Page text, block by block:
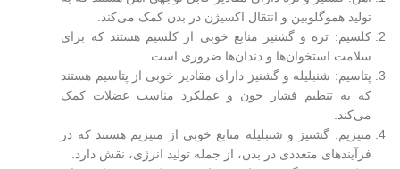
تولید هموگلوبین و انتقال اکسیژن در بدن کمک می‌کند.
کلسیم: تره و گشنیز منابع خوبی از کلسیم هستند که برای
سلامت استخوان‌ها و دندان‌ها ضروری است.
پتاسیم: شنبلیله و گشنیز دارای مقادیر خوبی از پتاسیم هستند
که به تنظیم فشار خون و عملکرد مناسب عضلات کمک
می‌کند.
منیزیم: گشنیز و شنبلیله منابع خوبی از منیزیم هستند که در
فرآیندهای متعددی در بدن، از جمله تولید انرژی، نقش دارد.